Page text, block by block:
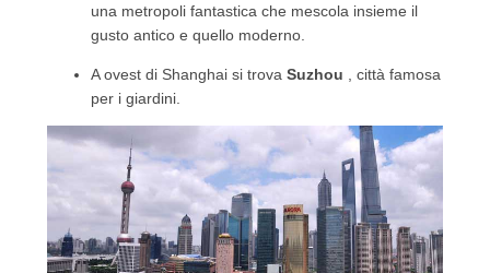
una metropoli fantastica che mescola insieme il
gusto antico e quello moderno.
A ovest di Shanghai si trova Suzhou , città famosa
per i giardini.